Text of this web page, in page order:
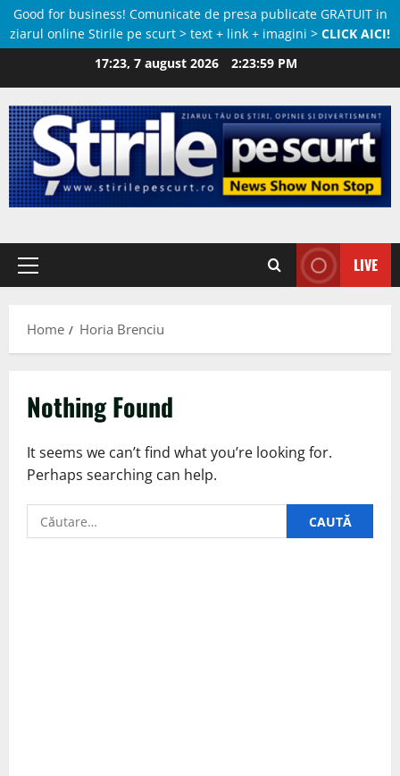
Good for business! Comunicate de presa publicate GRATUIT in
ziarul online Stirile pe scurt > text + link + imagini > CLICK AICI!
content
17:23, 7 august 2026 2:23:59 PM
Primary
LIVE
Home Horia Brenciu
Nothing Found
It seems we can’t find what you’re looking for.
Perhaps searching can help.
Caută
după: